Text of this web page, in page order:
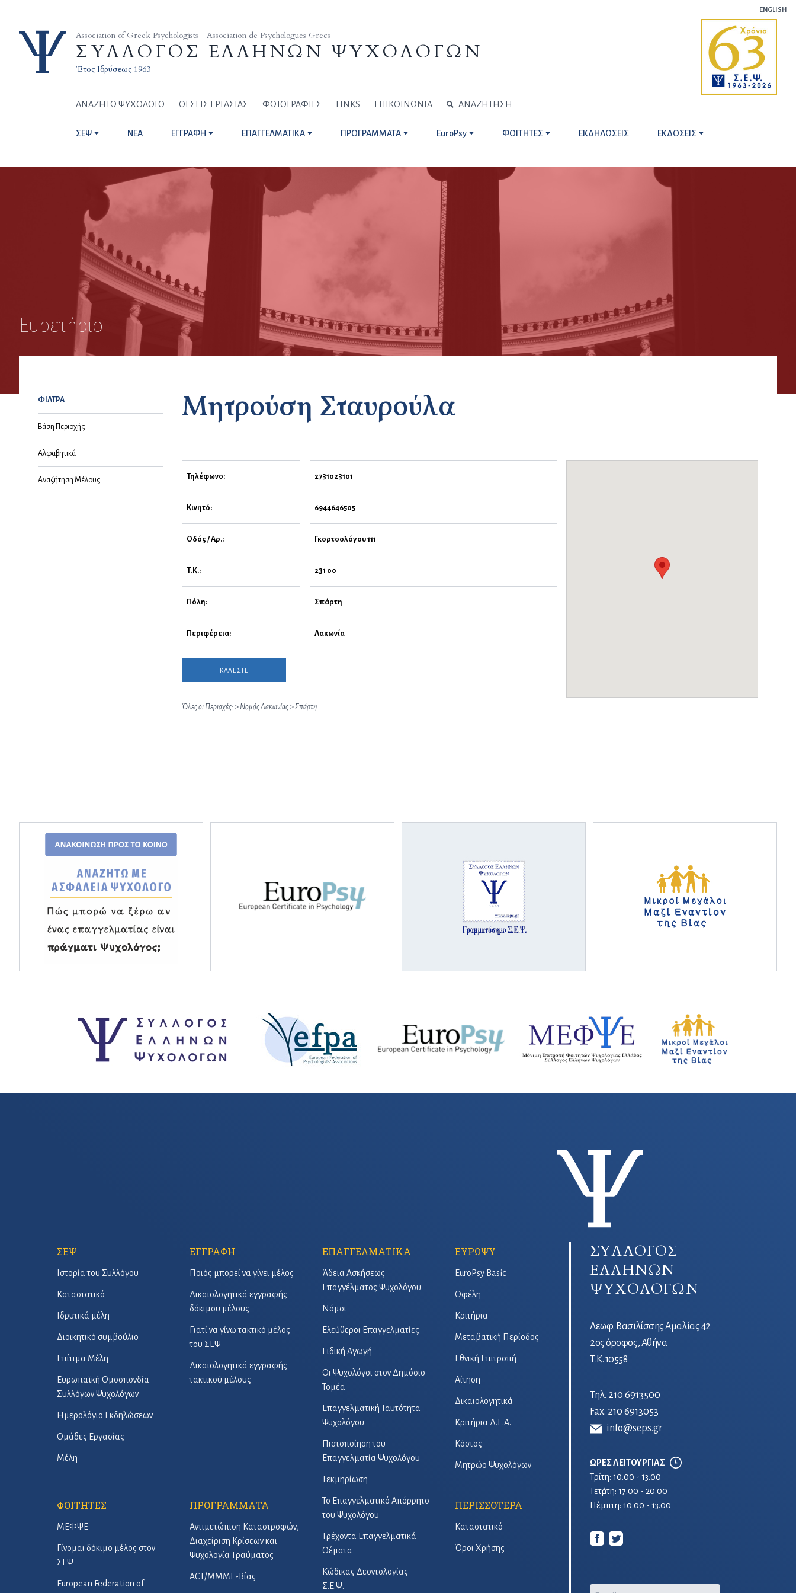
ENGLISH
Association of Greek Psychologists - Association de Psychologues Grecs
ΣΥΛΛΟΓΟΣ ΕΛΛΗΝΩΝ ΨΥΧΟΛΟΓΩΝ
Έτος Ιδρύσεως 1963
ΑΝΑΖΗΤΩ ΨΥΧΟΛΟΓΟ ΘΕΣΕΙΣ ΕΡΓΑΣΙΑΣ ΦΩΤΟΓΡΑΦΙΕΣ LINKS ΕΠΙΚΟΙΝΩΝΙΑ ΑΝΑΖΗΤΗΣΗ
ΣΕΨ NEA ΕΓΓΡΑΦΗ ΕΠΑΓΓΕΛΜΑΤΙΚΑ ΠΡΟΓΡΑΜΜΑΤΑ EuroPsy ΦΟΙΤΗΤΕΣ ΕΚΔΗΛΩΣΕΙΣ ΕΚΔΟΣΕΙΣ
Ευρετήριο
ΦΙΛΤΡΑ
Βάση Περιοχής
Αλφαβητικά
Αναζήτηση Μέλους
Μητρούση Σταυρούλα
Τηλέφωνο: 2731023101
Κινητό: 6944646505
Οδός / Αρ.: Γκορτσολόγου 111
Τ.Κ.: 231 00
Πόλη: Σπάρτη
Περιφέρεια: Λακωνία
ΚΑΛΕΣΤΕ
Όλες οι Περιοχές:> Νομός Λακωνίας>Σπάρτη
ΣΥΛΛΟΓΟΣ
ΕΛΛΗΝΩΝ
ΨΥΧΟΛΟΓΩΝ
Λεωφ. Βασιλίσσης Αμαλίας 42
2ος όροφος, Αθήνα
Τ.Κ. 10558
Τηλ. 210 6913500
Fax. 210 6913053
info@seps.gr
ΩΡΕΣ ΛΕΙΤΟΥΡΓΙΑΣ
Τρίτη: 10.00 - 13.00
Τετἀρτη: 17.00 - 20.00
Πέμπτη: 10.00 - 13.00
Email
ΣΕΨ
Ιστορία του Συλλόγου
Καταστατικό
Ιδρυτικά μέλη
Διοικητικό συμβούλιο
Επίτιμα Μέλη
Ευρωπαϊκή Ομοσπονδία
Συλλόγων Ψυχολόγων
Ημερολόγιο Εκδηλώσεων
Ομάδες Εργασίας
Μέλη
ΕΓΓΡΑΦΗ
Ποιός μπορεί να γίνει μέλος
Δικαιολογητικά εγγραφής
δόκιμου μέλους
Γιατί να γίνω τακτικό μέλος
του ΣΕΨ
Δικαιολογητικά εγγραφής
τακτικού μέλους
ΕΠΑΓΓΕΛΜΑΤΙΚΑ
Άδεια Ασκήσεως
Επαγγέλματος Ψυχολόγου
Νόμοι
Ελεύθεροι Επαγγελματίες
Ειδική Αγωγή
Οι Ψυχολόγοι στον Δημόσιο
Τομέα
Επαγγελματική Ταυτότητα
Ψυχολόγου
Πιστοποίηση του
Επαγγελματία Ψυχολόγου
Τεκμηρίωση
Το Επαγγελματικό Απόρρητο
του Ψυχολόγου
Τρέχοντα Επαγγελματικά
Θέματα
Κώδικας Δεοντολογίας –
Σ.Ε.Ψ.
ΕΥΡΩΨΥ
EuroPsy Basic
Οφέλη
Κριτήρια
Μεταβατική Περίοδος
Εθνική Επιτροπή
Αίτηση
Δικαιολογητικά
Κριτήρια Δ.Ε.Α.
Κόστος
Μητρώο Ψυχολόγων
ΦΟΙΤΗΤΕΣ
ΜΕΦΨΕ
Γίνομαι δόκιμο μέλος στον
ΣΕΨ
European Federation of
ΠΡΟΓΡΑΜΜΑΤΑ
Αντιμετώπιση Καταστροφών,
Διαχείριση Κρίσεων και
Ψυχολογία Τραύματος
ACT/ΜΜΜΕ-Βίας
ΠΕΡΙΣΣΟΤΕΡΑ
Καταστατικό
Όροι Χρήσης